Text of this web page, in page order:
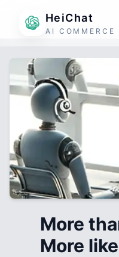
HeiChat
AI COMMERCE
More
More